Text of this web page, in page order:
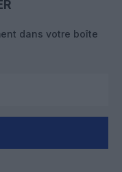
dans votre boîte